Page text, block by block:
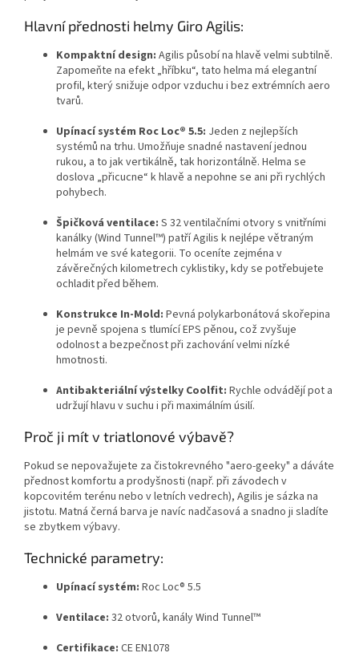
Hlavní přednosti helmy Giro Agilis:
Kompaktní design: Agilis působí na hlavě velmi subtilně.
Zapomeňte na efekt „hříbku“, tato helma má elegantní
profil, který snižuje odpor vzduchu i bez extrémních aero
tvarů.
Upínací systém Roc Loc® 5.5: Jeden z nejlepších
systémů na trhu. Umožňuje snadné nastavení jednou
rukou, a to jak vertikálně, tak horizontálně. Helma se
doslova „přicucne“ k hlavě a nepohne se ani při rychlých
pohybech.
Špičková ventilace: S 32 ventilačními otvory s vnitřními
kanálky (Wind Tunnel™) patří Agilis k nejlépe větraným
helmám ve své kategorii. To oceníte zejména v
závěrečných kilometrech cyklistiky, kdy se potřebujete
ochladit před během.
Konstrukce In-Mold: Pevná polykarbonátová skořepina
je pevně spojena s tlumící EPS pěnou, což zvyšuje
odolnost a bezpečnost při zachování velmi nízké
hmotnosti.
Antibakteriální výstelky Coolfit: Rychle odvádějí pot a
udržují hlavu v suchu i při maximálním úsilí.
Proč ji mít v triatlonové výbavě?
Pokud se nepovažujete za čistokrevného "aero-geeky" a dáváte
přednost komfortu a prodyšnosti (např. při závodech v
kopcovitém terénu nebo v letních vedrech), Agilis je sázka na
jistotu. Matná černá barva je navíc nadčasová a snadno ji sladíte
se zbytkem výbavy.
Technické parametry:
Upínací systém: Roc Loc® 5.5
Ventilace: 32 otvorů, kanály Wind Tunnel™
Certifikace: CE EN1078